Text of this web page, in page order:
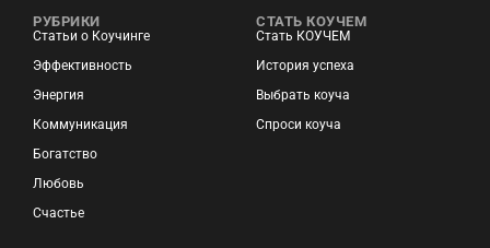
РУБРИКИ
Статьи о Коучинге
Эффективность
Энергия
Коммуникация
Богатство
Любовь
Счастье
СТАТЬ КОУЧЕМ
Стать КОУЧЕМ
История успеха
Выбрать коуча
Спроси коуча